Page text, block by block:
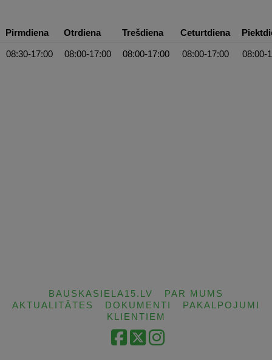
Pirmdiena Otrdiena Trešdiena Ceturtdiena
08:30-17:00 08:00-17:00 08:00-17:00 08:00-17:00 08:00-
BAUSKASIELA15.LV
PAR MUMS
AKTUALITĀTES
DOKUMENTI
PAKALPOJUMI
KLIENTIEM
Facebook
X Instagram